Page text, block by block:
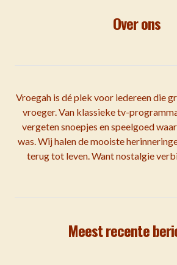
Over ons
Vroegah is dé plek voor iedereen die
vroeger. Van klassieke tv-
vergeten snoepjes en speelgoed
was. Wij halen de mooiste
terug tot leven. Want nostalgie
Meest recente